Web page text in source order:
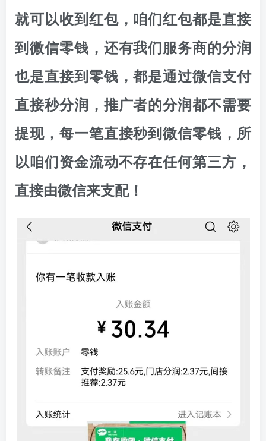
就可以收到红包，咱们红包都是直接
到微信零钱，还有我们服务商的分润
也是直接到零钱，都是通过微信支付
直接秒分润，推广者的分润都不需要
提现，每一笔直接秒到微信零钱，所
以咱们资金流动不存在任何第三方，
直接由微信来支配！